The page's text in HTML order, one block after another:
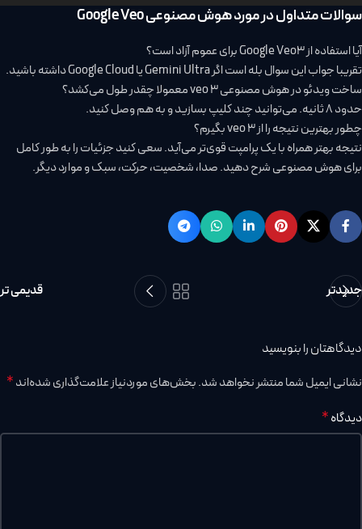
سوالات متداول در مورد هوش مصنوعی Google Veo
آیا استفاده از Google Veo3 برای عموم آزاد است؟
تقریبا جواب این سوال بله است اگر Gemini Ultra یا Google Cloud داشته باشید.
ساخت ویدئو در هوش مصنوعی veo 3 معمولا چقدر طول می‌کشد؟
حدود 8 ثانیه. می‌توانید چند کلیپ بسازید و به هم وصل کنید.
چطور بهترین نتیجه را از veo 3 بگیرم؟
نتیجه بهتر همراه با یک پرامپت قوی‌تر می‌آید. سعی کنید جزئیات را به طور کامل
برای هوش مصنوعی شرح دهید. صدا، شخصیت، حرکت، سبک و موارد دیگر.
جدیدتر قدیمی تر
دیدگاهتان را بنویسید
نشانی ایمیل شما منتشر نخواهد شد.بخش‌های موردنیاز علامت‌گذاری شده‌اند*
دیدگاه*